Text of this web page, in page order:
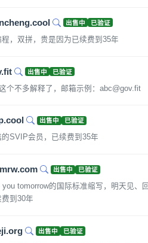
出售中 已验证
程，双拼，贵是因为已续费到35年
出售中 已验证
个不多解释了，邮箱示例： abc@gov.fit
出售中 已验证
的SVIP会员，已续费到35年
出售中 已验证
you tomorrow的国际标准缩写，明天见、
费到30年
出售中 已验证